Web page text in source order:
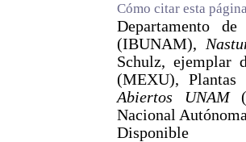
Cómo citar esta
Departamento
(IBUNAM),
Schulz, ejemplar
(MEXU),
Abiertos UNAM
Nacional